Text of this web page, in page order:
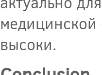
медицинской
высоки.